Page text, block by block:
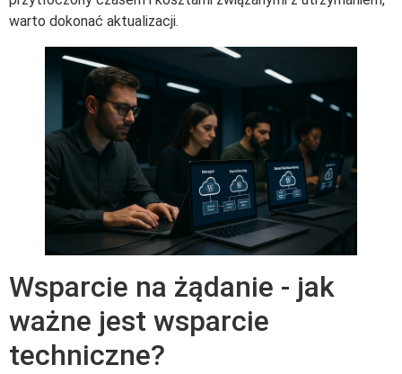
warto dokonać aktualizacji.
Wsparcie na żądanie - jak
ważne jest wsparcie
techniczne?